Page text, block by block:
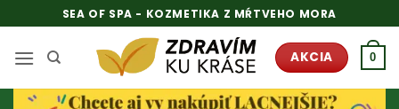
to
content
SEA OF SPA - KOZMETIKA Z MŔTVEHO MORA
AKCIA 0